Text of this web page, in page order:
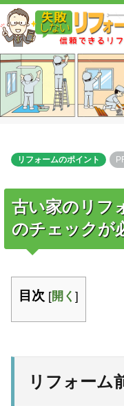
リフォームのポイント
古い家のリフ
のチェックが
目次 [開く ]
リフォーム